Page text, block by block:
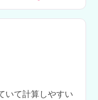
いて計算しやすい